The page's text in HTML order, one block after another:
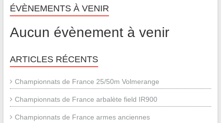
ÉVÈNEMENTS À VENIR
Aucun évènement à venir
ARTICLES RÉCENTS
Championnats de France 25/50m Volmerange
Championnats de France arbalète field IR900
Championnats de France armes anciennes